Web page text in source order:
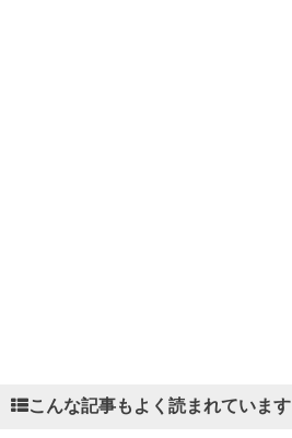
こんな記事もよく読まれています